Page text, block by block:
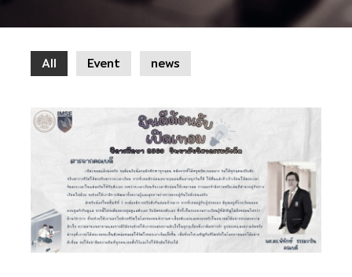
All Event news